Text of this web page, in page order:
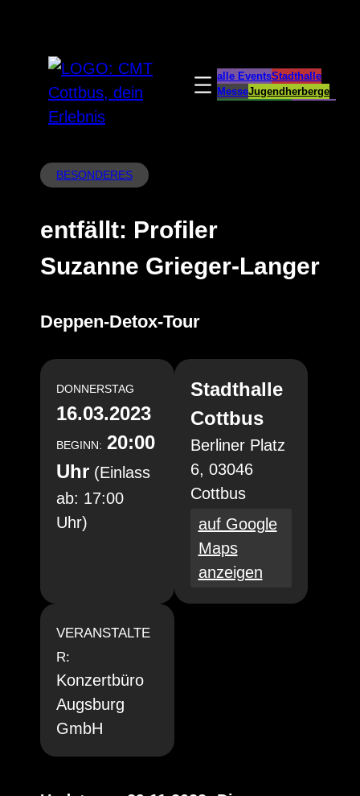
springen
alle EventsStadthalle
MesseJugendherberge
BESONDERES
entfällt: Profiler
Suzanne Grieger-Langer
Deppen-Detox-Tour
DONNERSTAG
16.03.2023
BEGINN: 20:00
Uhr (Einlass
ab: 17:00
Uhr)
Stadthalle
Cottbus
Berliner Platz
6, 03046
Cottbus
auf Google
Maps
anzeigen
VERANSTALTE
R:
Konzertbüro
Augsburg
GmbH